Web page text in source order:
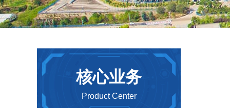
核心业务
Product Center